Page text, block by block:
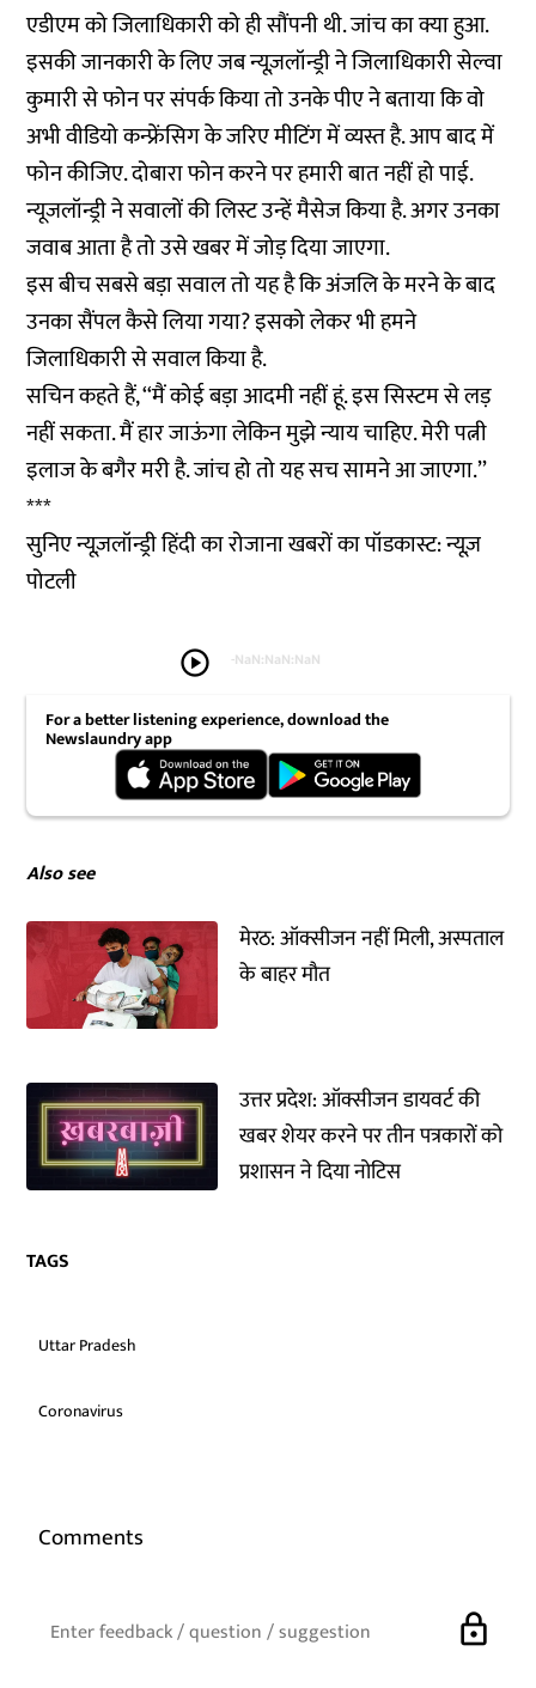
एडीएम को जिलाधिकारी को ही सौंपनी थी. जांच का क्या हुआ.
इसकी जानकारी के लिए जब न्यूज़लॉन्ड्री ने जिलाधिकारी सेल्वा
कुमारी से फोन पर संपर्क किया तो उनके पीए ने बताया कि वो
अभी वीडियो कन्फ्रेंसिग के जरिए मीटिंग में व्यस्त है. आप बाद में
फोन कीजिए. दोबारा फोन करने पर हमारी बात नहीं हो पाई.
न्यूजलॉन्ड्री ने सवालों की लिस्ट उन्हें मैसेज किया है. अगर उनका
जवाब आता है तो उसे खबर में जोड़ दिया जाएगा.
इस बीच सबसे बड़ा सवाल तो यह है कि अंजलि के मरने के बाद
उनका सैंपल कैसे लिया गया? इसको लेकर भी हमने
जिलाधिकारी से सवाल किया है.
सचिन कहते हैं, ‘‘मैं कोई बड़ा आदमी नहीं हूं. इस सिस्टम से लड़
नहीं सकता. मैं हार जाऊंगा लेकिन मुझे न्याय चाहिए. मेरी पत्नी
इलाज के बगैर मरी है. जांच हो तो यह सच सामने आ जाएगा.’’
***
सुनिए न्यूज़लॉन्ड्री हिंदी का रोजाना खबरों का पॉडकास्ट: न्यूज़
पोटली
play_circle -NaN:NaN:NaN
For a better listening experience, download the
Newslaundry app
Also see
मेरठ: ऑक्सीजन नहीं मिली, अस्पताल
के बाहर मौत
उत्तर प्रदेश: ऑक्सीजन डायवर्ट की
खबर शेयर करने पर तीन पत्रकारों को
प्रशासन ने दिया नोटिस
TAGS
Uttar Pradesh
Coronavirus
Comments
lock